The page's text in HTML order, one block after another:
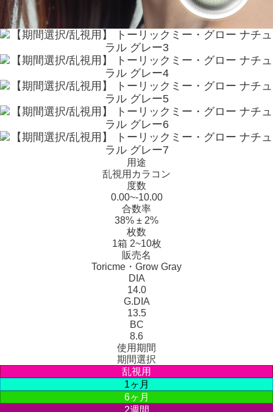
用途
乱視用カラコン
度数
0.00~-10.00
合数率
38% ± 2%
枚数
1箱 2~10枚
販売名
Toricme・Grow Gray
DIA
14.0
G.DIA
13.5
BC
8.6
使用期間
期間選択
乱視用
1ヶ月
6ヶ月